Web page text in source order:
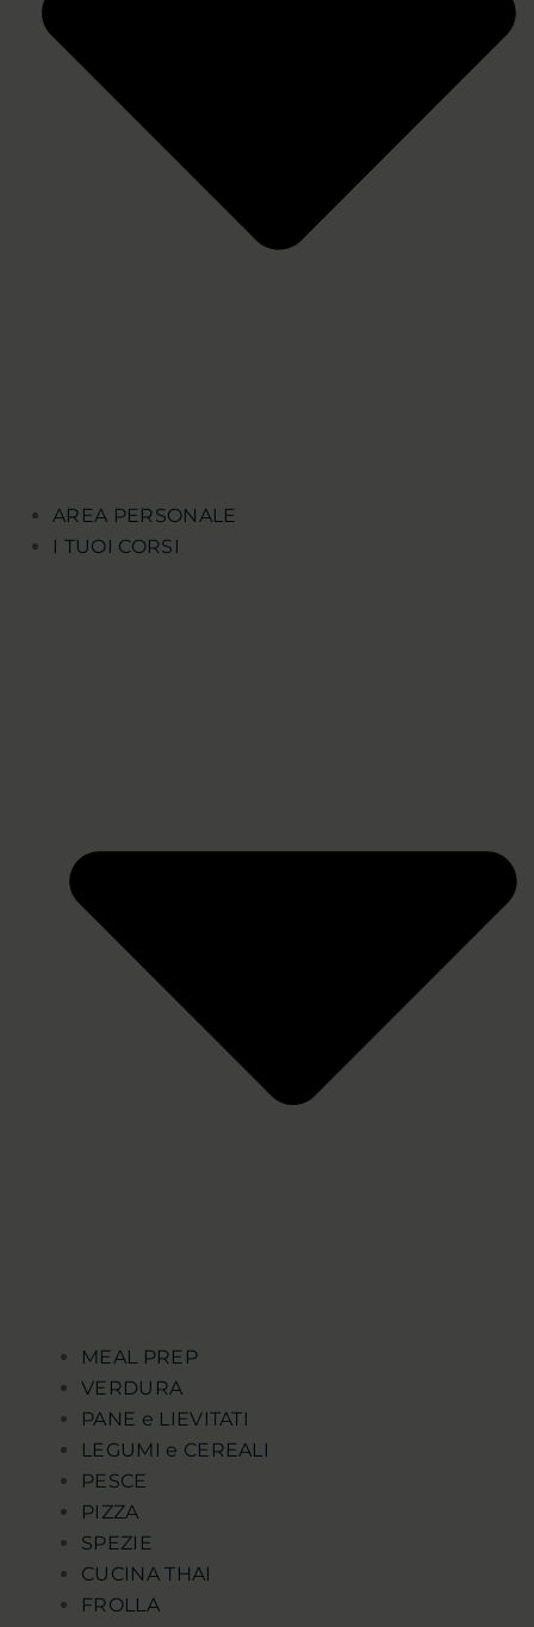
AREA PERSONALE
I TUOI CORSI
MEAL PREP
VERDURA
PANE e LIEVITATI
LEGUMI e CEREALI
PESCE
PIZZA
SPEZIE
CUCINA THAI
FROLLA